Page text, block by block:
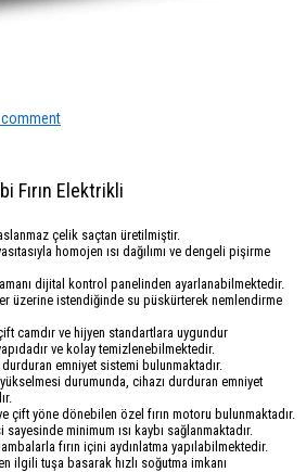
Fırın Elektrikli
çelik saçtan üretilmiştir.
homojen ısı dağılımı ve dengeli pişirme
dijital kontrol panelinden ayarlanabilmektedir.
üzerine istendiğinde su püskürterek nemlendirme
çift camdır ve hijyen standartlara uygundur
ve kolay temizlenebilmektedir.
durduran emniyet sistemi bulunmaktadır.
yükselmesi durumunda, cihazı durduran emniyet
çift yöne dönebilen özel fırın motoru bulunmaktadır.
minimum ısı kaybı sağlanmaktadır.
fırın içini aydınlatma yapılabilmektedir.
ilgili tuşa basarak hızlı soğutma imkanı